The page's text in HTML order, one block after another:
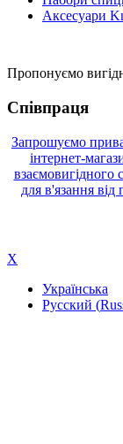
Аксесуари
Пропонуємо
Співпраця
Запрошуємо
інтернет-
взаємовигідного
для в'язання від
X
Українська
Русский (